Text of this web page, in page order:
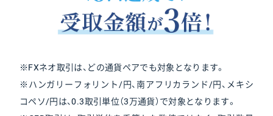
※FXネオ取引は、どの通貨ペアでも対象となります。
※ハンガリーフォリント/円、南アフリカランド/円、メキシ
コペソ/円は、0.3取引単位（3万通貨）で対象となります。